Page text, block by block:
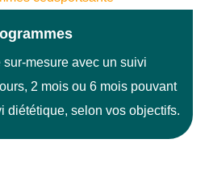
mesure avec un suivi
2 mois ou 6 mois pouvant
diététique, selon vos objectifs.